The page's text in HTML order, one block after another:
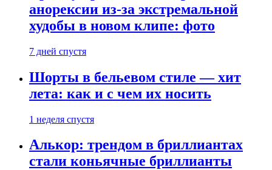
анорексии из-за экстремальной
худобы в новом клипе: фото
7 дней спустя
Шорты в бельевом стиле — хит
лета: как и с чем их носить
1 неделя спустя
Алькор: трендом в бриллиантах
стали коньячные бриллианты